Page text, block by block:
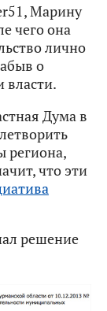
Марину
чего она
лично
о
власти.
Дума в
региона,
что эти
решение